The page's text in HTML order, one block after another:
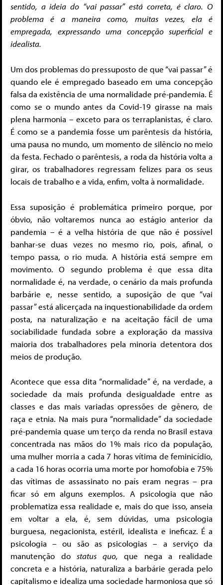
sentido, a ideia do “vai passar” está correta, é claro. O
problema é a maneira como, muitas vezes, ela é
empregada, expressando uma concepção superficial e
idealista.
Um dos problemas do pressuposto de que “vai passar” é
quando ele é empregado baseado em uma concepção
falsa da existência de uma normalidade pré-pandemia. É
como se o mundo antes da Covid-19 girasse na mais
plena harmonia – exceto para os terraplanistas, é claro.
É como se a pandemia fosse um parêntesis da história,
uma pausa no mundo, um momento de silêncio no meio
da festa. Fechado o parêntesis, a roda da história volta a
girar, os trabalhadores regressam felizes para os seus
locais de trabalho e a vida, enfim, volta à normalidade.
Essa suposição é problemática primeiro porque, por
óbvio, não voltaremos nunca ao estágio anterior da
pandemia – é a velha história de que não é possível
banhar-se duas vezes no mesmo rio, pois, afinal, o
tempo passa, o rio muda. A história está sempre em
movimento. O segundo problema é que essa dita
normalidade é, na verdade, o cenário da mais profunda
barbárie e, nesse sentido, a suposição de que “vai
passar” está alicerçada na inquestionabilidade da ordem
posta, na naturalização e na aceitação fácil de uma
sociabilidade fundada sobre a exploração da massiva
maioria dos trabalhadores pela minoria detentora dos
meios de produção.
Acontece que essa dita “normalidade” é, na verdade, a
sociedade da mais profunda desigualdade entre as
classes e das mais variadas opressões de gênero, de
raça e etnia. Na mais pura “normalidade” da sociedade
pré-pandemia quase um terço da renda no Brasil estava
concentrada nas mãos do 1% mais rico da população,
uma mulher morria a cada 7 horas vítima de feminicídio,
a cada 16 horas ocorria uma morte por homofobia e 75%
das vítimas de assassinato no país eram negras – pra
ficar só em alguns exemplos. A psicologia que não
problematiza essa realidade e, mais do que isso, anseia
em voltar a ela, é, sem dúvidas, uma psicologia
burguesa, negacionista, estéril, idealista e ineficaz. É a
psicologia – ou são as psicologias – a serviço da
manutenção dostatus quo, que nega a realidade
concreta e a história, naturaliza a barbárie gerada pelo
capitalismo e idealiza uma sociedade harmoniosa que só